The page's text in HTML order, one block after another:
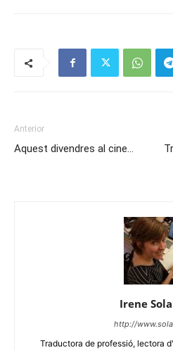
Anterior
Aquest divendres al cine…
Irene
http://
Traductora de professió, lectora